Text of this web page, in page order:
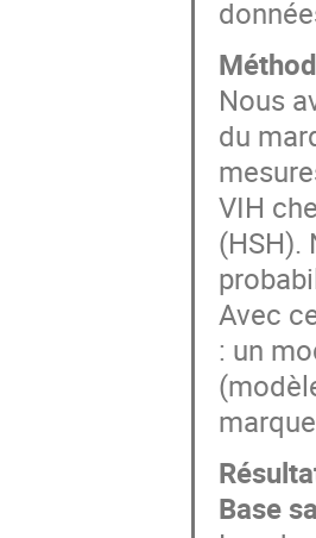
Nous
du
VIH
(HSH).
Avec
: un
Base